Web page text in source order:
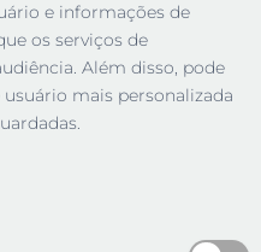
e informações de
os serviços de
Além disso, pode
mais personalizada